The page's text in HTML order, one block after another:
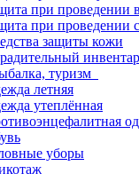
при проведении
при проведении
защиты кожи
туризм
летняя
утеплённая
уборы